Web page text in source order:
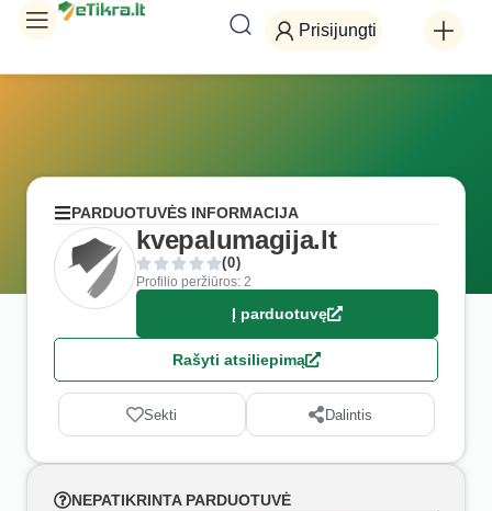
Prisijungti
PARDUOTUVĖS INFORMACIJA
kvepalumagija.lt
(0)
Profilio peržiūros: 2
Į parduotuvę
Rašyti atsiliepimą
Sekti Dalintis
NEPATIKRINTA PARDUOTUVĖ